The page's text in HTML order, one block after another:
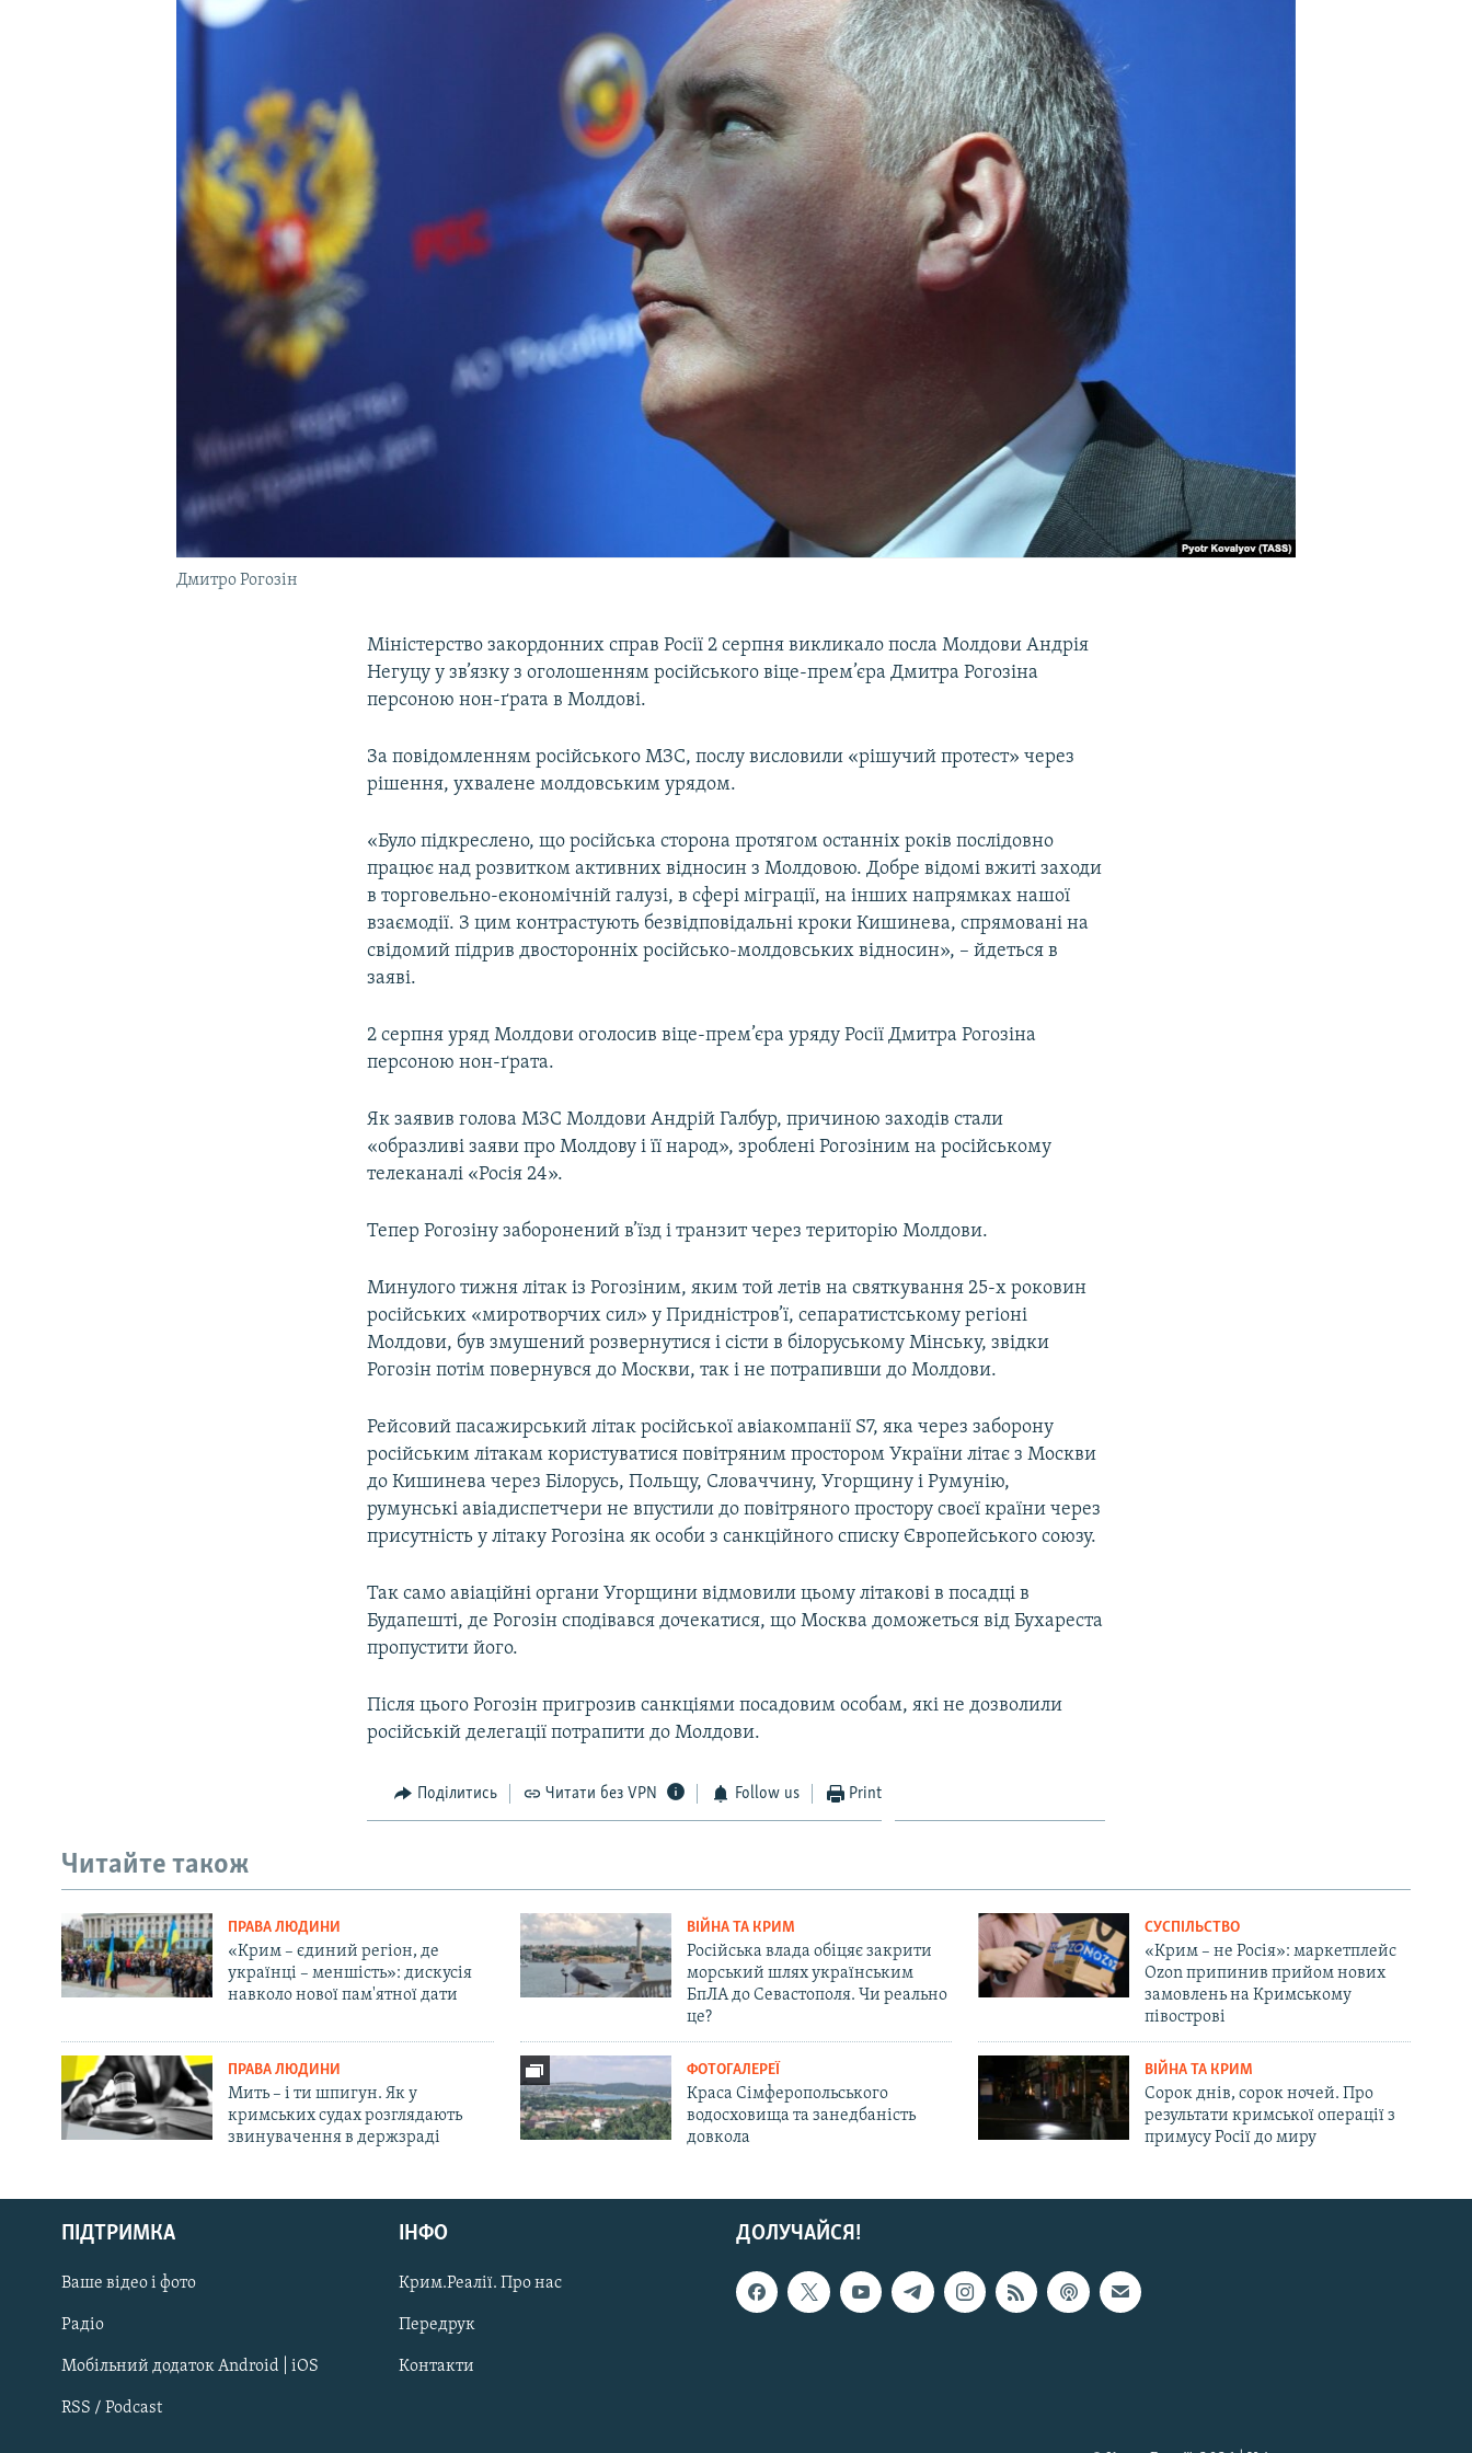
Русский
Qırımtatar
ДОЛУЧАЙСЯ!
Дмитро Рогозін
Міністерство закордонних справ Росії 2 серпня викликало посла Молдови Андрія
Негуцу у зв’язку з оголошенням російського віце-прем’єра Дмитра Рогозіна
персоною нон-ґрата в Молдові.
За повідомленням російського МЗС, послу висловили «рішучий протест» через
рішення, ухвалене молдовським урядом.
«Було підкреслено, що російська сторона протягом останніх років послідовно
працює над розвитком активних відносин з Молдовою. Добре відомі вжиті заходи
в торговельно-економічній галузі, в сфері міграції, на інших напрямках нашої
взаємодії. З цим контрастують безвідповідальні кроки Кишинева, спрямовані на
свідомий підрив двосторонніх російсько-молдовських відносин», – йдеться в
заяві.
2 серпня уряд Молдови оголосив віце-прем’єра уряду Росії Дмитра Рогозіна
персоною нон-ґрата.
Як заявив голова МЗС Молдови Андрій Галбур, причиною заходів стали
«образливі заяви про Молдову і її народ», зроблені Рогозіним на російському
телеканалі «Росія 24».
Тепер Рогозіну заборонений в’їзд і транзит через територію Молдови.
Минулого тижня літак із Рогозіним, яким той летів на святкування 25-х роковин
російських «миротворчих сил» у Придністров’ї, сепаратистському регіоні
Молдови, був змушений розвернутися і сісти в білоруському Мінську, звідки
Рогозін потім повернувся до Москви, так і не потрапивши до Молдови.
Рейсовий пасажирський літак російської авіакомпанії S7, яка через заборону
російським літакам користуватися повітряним простором України літає з Москви
до Кишинева через Білорусь, Польщу, Словаччину, Угорщину і Румунію,
румунські авіадиспетчери не впустили до повітряного простору своєї країни через
присутність у літаку Рогозіна як особи з санкційного списку Європейського союзу.
Так само авіаційні органи Угорщини відмовили цьому літакові в посадці в
Будапешті, де Рогозін сподівався дочекатися, що Москва доможеться від Бухареста
пропустити його.
Після цього Рогозін пригрозив санкціями посадовим особам, які не дозволили
російській делегації потрапити до Молдови.
Поділитись Читати без VPN Follow us Print
Читайте також
ПРАВА ЛЮДИНИ
«Крим – єдиний регіон, де
українці – меншість»: дискусія
навколо нової пам'ятної дати
ВІЙНА ТА КРИМ
Російська влада обіцяє закрити
морський шлях українським
БпЛА до Севастополя. Чи реально
це?
СУСПІЛЬСТВО
«Крим – не Росія»: маркетплейс
Ozon припинив прийом нових
замовлень на Кримському
півострові
ПРАВА ЛЮДИНИ
Мить – і ти шпигун. Як у
кримських судах розглядають
звинувачення в держзраді
ФОТОГАЛЕРЕЇ
Краса Сімферопольського
водосховища та занедбаність
довкола
ВІЙНА ТА КРИМ
Сорок днів, сорок ночей. Про
результати кримської операції з
примусу Росії до миру
ДОЛУЧАЙСЯ!
ПІДТРИМКА
Ваше відео і фото
Радіо
Мобільний додаток Android | iOS
RSS / Podcast
ІНФО
Крим.Реалії. Про нас
Передрук
Контакти